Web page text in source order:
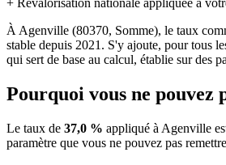
À Agenville (80370, Somme), le taux
stable depuis 2021. S'y ajoute, pour tous
qui sert de base au calcul, établie sur des
Pourquoi vous ne pouvez
Le taux de 37,0 % appliqué à Agenville
paramètre que vous ne pouvez pas